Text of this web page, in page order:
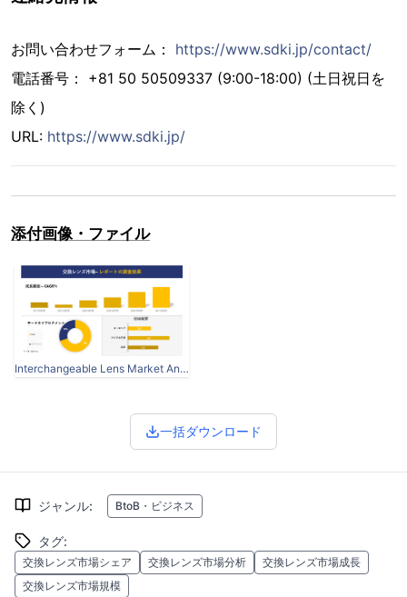
お問い合わせフォーム： https://www.sdki.jp/contact/
電話番号： +81 50 50509337 (9:00-18:00) (土日祝日を
除く)
URL: https://www.sdki.jp/
添付画像・ファイル
Interchangeable Lens Market Analysis.png
一括ダウンロード
ジャンル: BtoB・ビジネス
タグ:
交換レンズ市場シェア 交換レンズ市場分析
交換レンズ市場成長
交換レンズ市場規模